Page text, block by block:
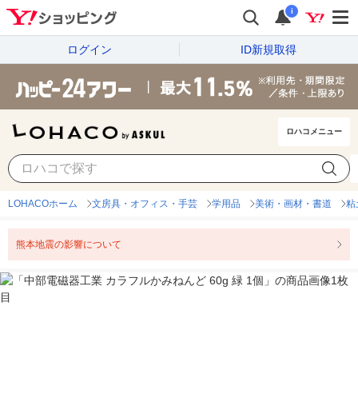
i
ログイン ID新規取得
ロハコメニュー
LOHACOホーム 文房具・オフィス・手芸 学用品 美術・画材・書道 粘
熊本地震の影響について